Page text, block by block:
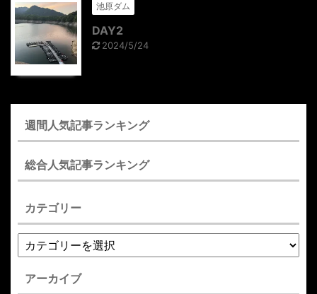
池原ダム
DAY2
2024/5/24
週間人気記事ランキング
総合人気記事ランキング
カテゴリー
アーカイブ